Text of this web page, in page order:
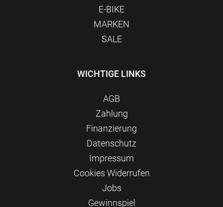
E-BIKE
MARKEN
SALE
WICHTIGE LINKS
AGB
Zahlung
Finanzierung
Datenschutz
Impressum
Сookies Widerrufen
Jobs
Gewinnspiel